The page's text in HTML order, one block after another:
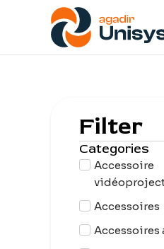
Filter
Categories
Accessoire
Accessoires
Accessoires